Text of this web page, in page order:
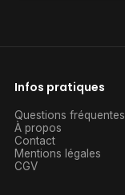
Infos pratiques
Questions fréquentes
À propos
Contact
Mentions légales
CGV